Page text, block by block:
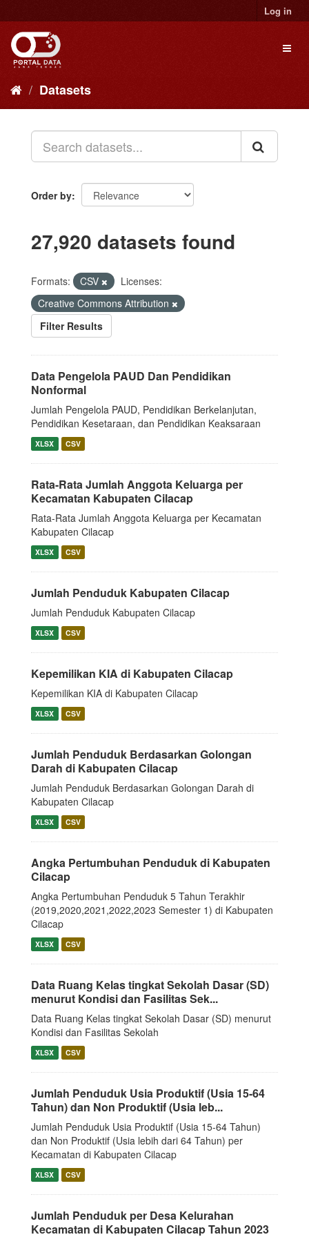
to
content
Log in
Datasets
Order by
27,920 datasets found
Formats: CSV
Licenses:
Creative Commons Attribution
Filter Results
Data Pengelola PAUD Dan Pendidikan
Nonformal
Jumlah Pengelola PAUD, Pendidikan Berkelanjutan,
Pendidikan Kesetaraan, dan Pendidikan Keaksaraan
XLSX CSV
Rata-Rata Jumlah Anggota Keluarga per
Kecamatan Kabupaten Cilacap
Rata-Rata Jumlah Anggota Keluarga per Kecamatan
Kabupaten Cilacap
XLSX CSV
Jumlah Penduduk Kabupaten Cilacap
Jumlah Penduduk Kabupaten Cilacap
XLSX CSV
Kepemilikan KIA di Kabupaten Cilacap
Kepemilikan KIA di Kabupaten Cilacap
XLSX CSV
Jumlah Penduduk Berdasarkan Golongan
Darah di Kabupaten Cilacap
Jumlah Penduduk Berdasarkan Golongan Darah di
Kabupaten Cilacap
XLSX CSV
Angka Pertumbuhan Penduduk di Kabupaten
Cilacap
Angka Pertumbuhan Penduduk 5 Tahun Terakhir
(2019,2020,2021,2022,2023 Semester 1) di Kabupaten
Cilacap
XLSX CSV
Data Ruang Kelas tingkat Sekolah Dasar (SD)
menurut Kondisi dan Fasilitas Sek...
Data Ruang Kelas tingkat Sekolah Dasar (SD) menurut
Kondisi dan Fasilitas Sekolah
XLSX CSV
Jumlah Penduduk Usia Produktif (Usia 15-64
Tahun) dan Non Produktif (Usia leb...
Jumlah Penduduk Usia Produktif (Usia 15-64 Tahun)
dan Non Produktif (Usia lebih dari 64 Tahun) per
Kecamatan di Kabupaten Cilacap
XLSX CSV
Jumlah Penduduk per Desa Kelurahan
Kecamatan di Kabupaten Cilacap Tahun 2023